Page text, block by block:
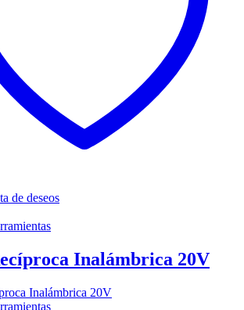
de deseos
Inalámbrica 20V